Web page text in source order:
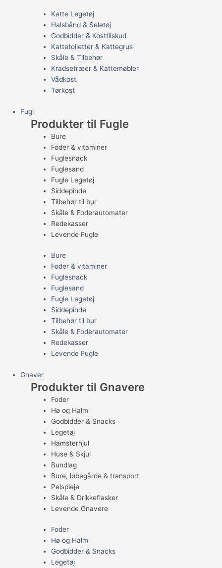
Katte Legetøj
Halsbånd & Seletøj
Godbidder & Kosttilskud
Kattetoiletter & Kattegrus
Skåle & Tilbehør
Kradsetræer & Kattemøbler
Vådkost
Tørkost
Fugl
Produkter til Fugle
Bure
Foder & vitaminer
Fuglesnack
Fuglesand
Fugle Legetøj
Siddepinde
Tilbehør til bur
Skåle & Foderautomater
Redekasser
Levende Fugle
Bure
Foder & vitaminer
Fuglesnack
Fuglesand
Fugle Legetøj
Siddepinde
Tilbehør til bur
Skåle & Foderautomater
Redekasser
Levende Fugle
Gnaver
Produkter til Gnavere
Foder
Hø og Halm
Godbidder & Snacks
Legetøj
Hamsterhjul
Huse & Skjul
Bundlag
Bure, løbegårde & transport
Pelspleje
Skåle & Drikkeflasker
Levende Gnavere
Foder
Hø og Halm
Godbidder & Snacks
Legetøj